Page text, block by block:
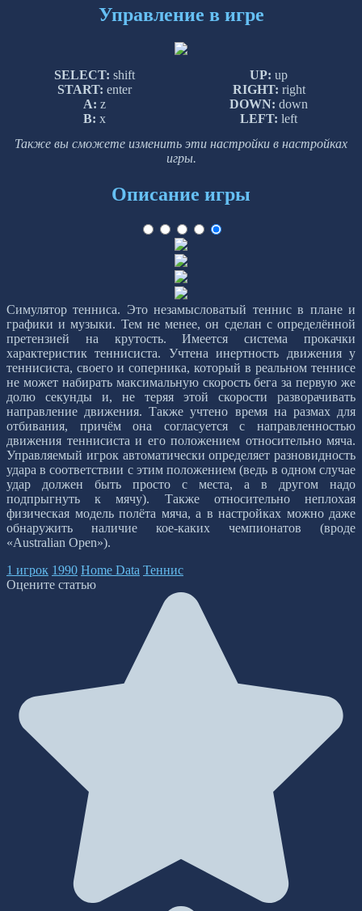
Управление в игре
SELECT: shift
START: enter
A: z
B: x
UP: up
RIGHT: right
DOWN: down
LEFT: left
Также вы сможете изменить эти настройки в настройках
игры.
Описание игры
Симулятор тенниса. Это незамысловатый теннис в плане и
графики и музыки. Тем не менее, он сделан с определённой
претензией на крутость. Имеется система прокачки
характеристик теннисиста. Учтена инертность движения у
теннисиста, своего и соперника, который в реальном теннисе
не может набирать максимальную скорость бега за первую же
долю секунды и, не теряя этой скорости разворачивать
направление движения. Также учтено время на размах для
отбивания, причём она согласуется с направленностью
движения теннисиста и его положением относительно мяча.
Управляемый игрок автоматически определяет разновидность
удара в соответствии с этим положением (ведь в одном случае
удар должен быть просто с места, а в другом надо
подпрыгнуть к мячу). Также относительно неплохая
физическая модель полёта мяча, а в настройках можно даже
обнаружить наличие кое-каких чемпионатов (вроде
«Australian Open»).
1 игрок 1990 Home Data Теннис
Оцените статью